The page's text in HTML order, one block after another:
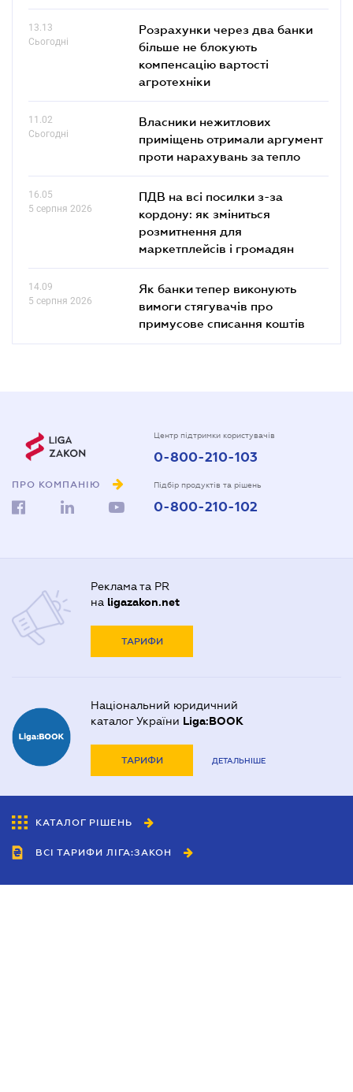
13.13
Сьогодні
Розрахунки через два банки
більше не блокують
компенсацію вартості
агротехніки
11.02
Сьогодні
Власники нежитлових
приміщень отримали аргумент
проти нарахувань за тепло
16.05
5 серпня 2026
ПДВ на всі посилки з-за
кордону: як зміниться
розмитнення для
маркетплейсів і громадян
14.09
5 серпня 2026
Як банки тепер виконують
вимоги стягувачів про
примусове списання коштів
ПРО КОМПАНІЮ
Центр підтримки користувачів
0-800-210-103
Підбір продуктів та рішень
0-800-210-102
Реклама та PR
на ligazakon.net
ТАРИФИ
Національний юридичний
каталог України Liga:BOOK
ТАРИФИ ДЕТАЛЬНІШЕ
КАТАЛОГ РІШЕНЬ
ВСІ ТАРИФИ ЛІГА:ЗАКОН